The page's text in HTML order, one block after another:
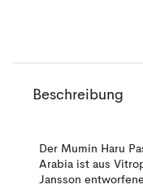
Beschreibung
Der Mumin Haru
Arabia ist aus
Jansson